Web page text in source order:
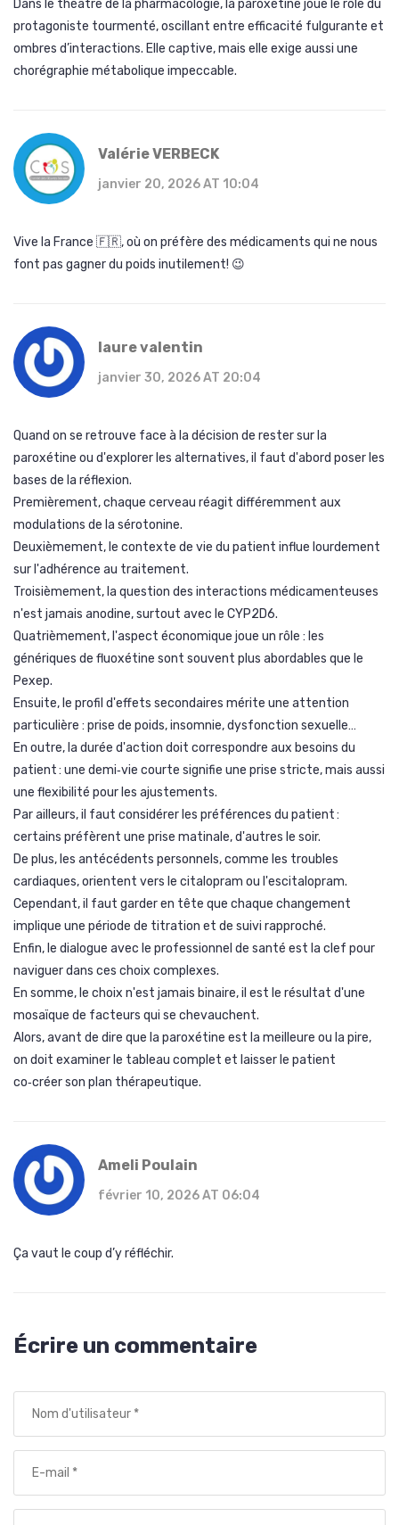
Dans le théâtre de la pharmacologie, la paroxétine joue le rôle du
protagoniste tourmenté, oscillant entre efficacité fulgurante et
ombres d’interactions. Elle captive, mais elle exige aussi une
chorégraphie métabolique impeccable.
Valérie VERBECK
janvier 20, 2026 AT 10:04
Vive la France 🇫🇷, où on préfère des médicaments qui ne nous
font pas gagner du poids inutilement! 😉
laure valentin
janvier 30, 2026 AT 20:04
Quand on se retrouve face à la décision de rester sur la
paroxétine ou d'explorer les alternatives, il faut d'abord poser les
bases de la réflexion.
Premièrement, chaque cerveau réagit différemment aux
modulations de la sérotonine.
Deuxièmement, le contexte de vie du patient influe lourdement
sur l'adhérence au traitement.
Troisièmement, la question des interactions médicamenteuses
n'est jamais anodine, surtout avec le CYP2D6.
Quatrièmement, l'aspect économique joue un rôle : les
génériques de fluoxétine sont souvent plus abordables que le
Pexep.
Ensuite, le profil d'effets secondaires mérite une attention
particulière : prise de poids, insomnie, dysfonction sexuelle…
En outre, la durée d'action doit correspondre aux besoins du
patient : une demi‑vie courte signifie une prise stricte, mais aussi
une flexibilité pour les ajustements.
Par ailleurs, il faut considérer les préférences du patient :
certains préfèrent une prise matinale, d'autres le soir.
De plus, les antécédents personnels, comme les troubles
cardiaques, orientent vers le citalopram ou l'escitalopram.
Cependant, il faut garder en tête que chaque changement
implique une période de titration et de suivi rapproché.
Enfin, le dialogue avec le professionnel de santé est la clef pour
naviguer dans ces choix complexes.
En somme, le choix n'est jamais binaire, il est le résultat d'une
mosaïque de facteurs qui se chevauchent.
Alors, avant de dire que la paroxétine est la meilleure ou la pire,
on doit examiner le tableau complet et laisser le patient
co‑créer son plan thérapeutique.
Ameli Poulain
février 10, 2026 AT 06:04
Ça vaut le coup d’y réfléchir.
Écrire un commentaire